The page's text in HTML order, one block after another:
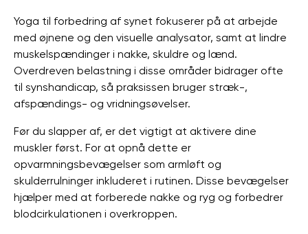
Yoga til forbedring af synet fokuserer på at arbejde
med øjnene og den visuelle analysator, samt at lindre
muskelspændinger i nakke, skuldre og lænd.
Overdreven belastning i disse områder bidrager ofte
til synshandicap, så praksissen bruger stræk-,
afspændings- og vridningsøvelser.
Før du slapper af, er det vigtigt at aktivere dine
muskler først. For at opnå dette er
opvarmningsbevægelser som armløft og
skulderrulninger inkluderet i rutinen. Disse bevægelser
hjælper med at forberede nakke og ryg og forbedrer
blodcirkulationen i overkroppen.